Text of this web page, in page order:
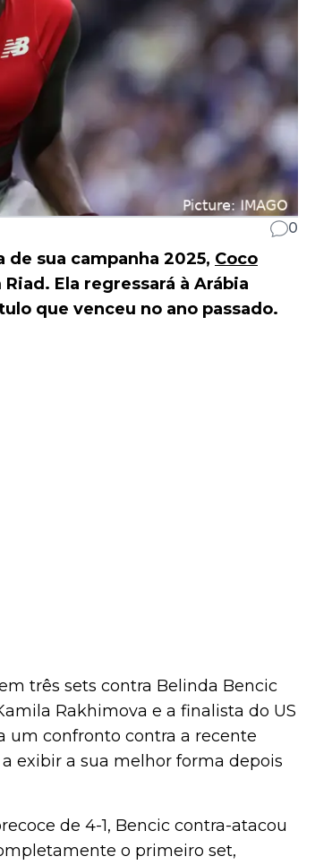
0
sua campanha 2025, Coco
Riad. Ela regressará à Arábia
que venceu no ano passado.
três sets contra Belinda Bencic
Rakhimova e a finalista do US
um confronto contra a recente
exibir a sua melhor forma depois
de 4-1, Bencic contra-atacou
o primeiro set,